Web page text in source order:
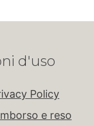
d'uso
Policy
e reso